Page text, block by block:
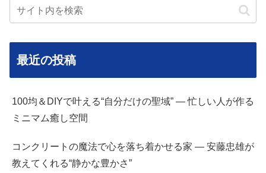
最近の投稿
100均＆DIYで叶える“自分だけの聖域” — 忙しい人が作る
ミニマム癒し空間
コンクリートの魔法で心を落ち着かせる家 — 安藤忠雄が
教えてくれる“静かな豊かさ”